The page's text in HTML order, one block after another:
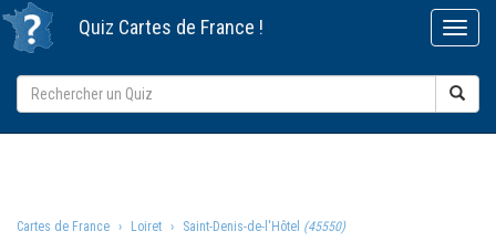
Quiz Cartes de France !
Cartes de France Loiret Saint-Denis-de-l'Hôtel (45550)